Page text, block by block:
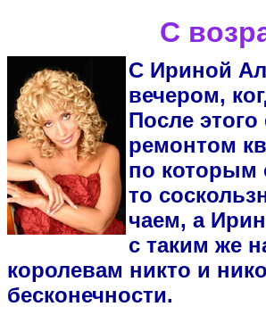
С
С Ириной
вечером,
После
ремонтом
по которым
то
чаем, а
с таким же
королевам никто и
бесконечности.